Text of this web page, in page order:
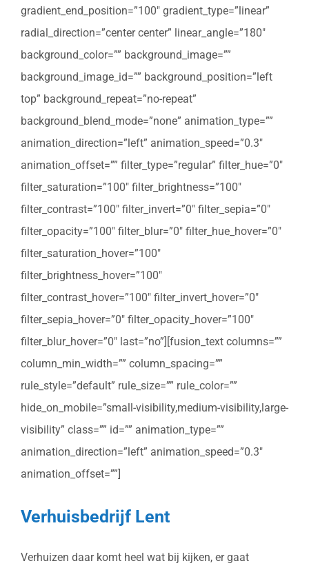
gradient_end_position=”100″ gradient_type=”linear”
radial_direction=”center center” linear_angle=”180″
background_color=”” background_image=””
background_image_id=”” background_position=”left
top” background_repeat=”no-repeat”
background_blend_mode=”none” animation_type=””
animation_direction=”left” animation_speed=”0.3″
animation_offset=”” filter_type=”regular” filter_hue=”0″
filter_saturation=”100″ filter_brightness=”100″
filter_contrast=”100″ filter_invert=”0″ filter_sepia=”0″
filter_opacity=”100″ filter_blur=”0″ filter_hue_hover=”0″
filter_saturation_hover=”100″
filter_brightness_hover=”100″
filter_contrast_hover=”100″ filter_invert_hover=”0″
filter_sepia_hover=”0″ filter_opacity_hover=”100″
filter_blur_hover=”0″ last=”no”][fusion_text columns=””
column_min_width=”” column_spacing=””
rule_style=”default” rule_size=”” rule_color=””
hide_on_mobile=”small-visibility,medium-visibility,large-
visibility” class=”” id=”” animation_type=””
animation_direction=”left” animation_speed=”0.3″
animation_offset=””]
Verhuisbedrijf Lent
Verhuizen daar komt heel wat bij kijken, er gaat